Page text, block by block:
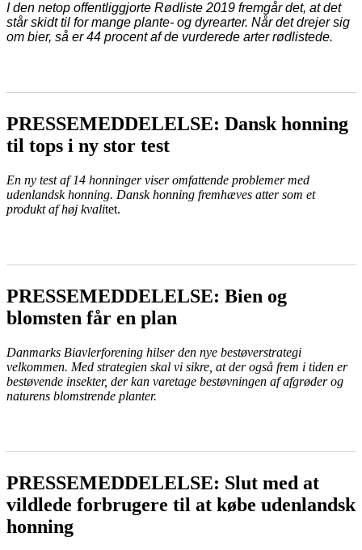
I den netop offentliggjorte Rødliste 2019 fremgår det, at det
står skidt til for mange plante- og dyrearter. Når det drejer sig
om bier, så er 44 procent af de vurderede arter rødlistede.
PRESSEMEDDELELSE: Dansk honning
til tops i ny stor test
En ny test af 14 honninger viser omfattende problemer med
udenlandsk honning. Dansk honning fremhæves atter som et
produkt af høj kvalitet.
PRESSEMEDDELELSE: Bien og
blomsten får en plan
Danmarks Biavlerforening hilser den nye bestøverstrategi
velkommen. Med strategien skal vi sikre, at der også frem i tiden er
bestøvende insekter, der kan varetage bestøvningen af afgrøder og
naturens blomstrende planter.
PRESSEMEDDELELSE: Slut med at
vildlede forbrugere til at købe udenlandsk
honning